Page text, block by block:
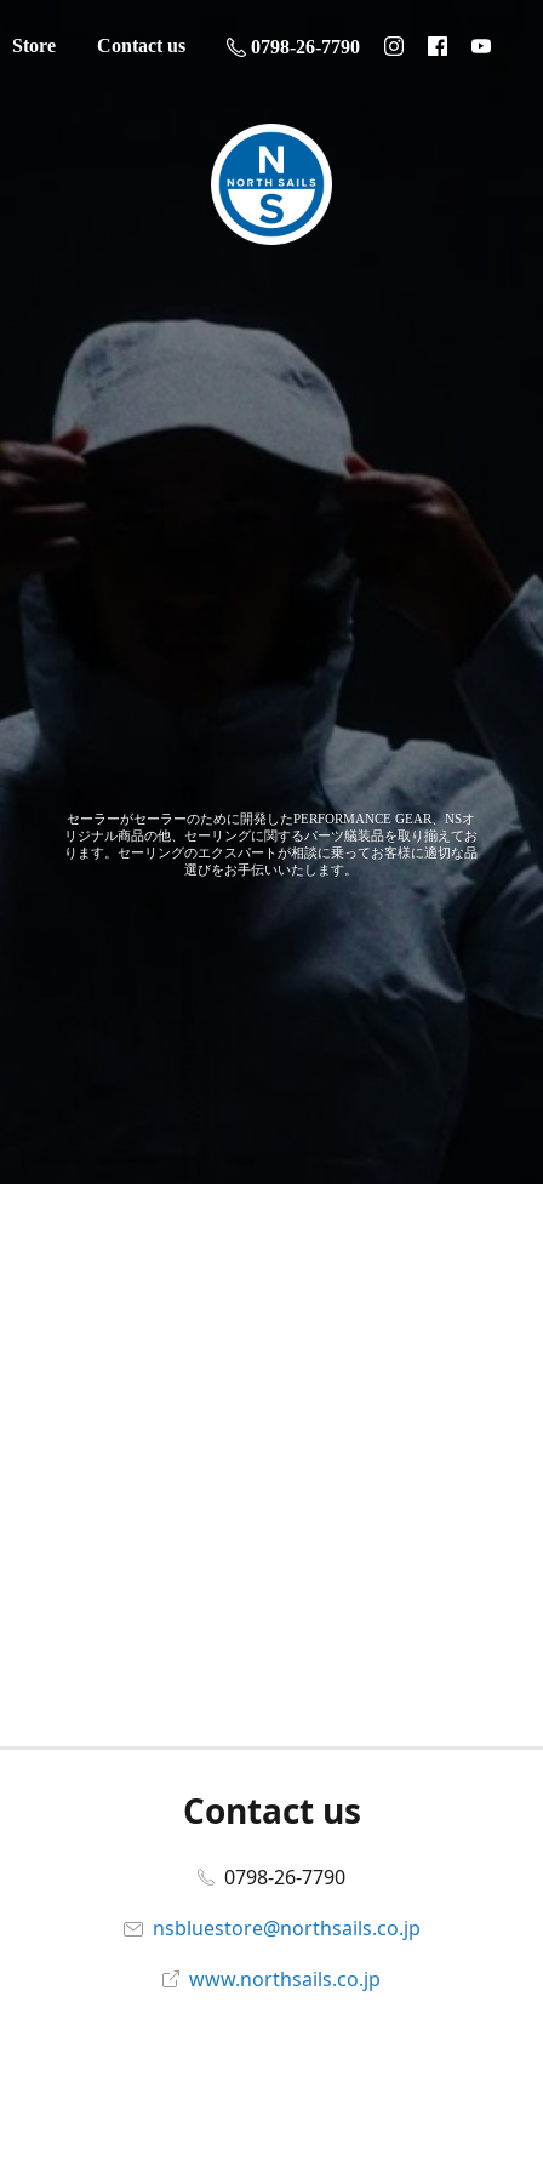
Store Contact us 0798-26-7790
セーラーがセーラーのために開発したPERFORMANCE GEAR、NSオ
リジナル商品の他、セーリングに関するパーツ艤装品を取り揃えてお
ります。セーリングのエクスパートが相談に乗ってお客様に適切な品
選びをお手伝いいたします。
Contact us
0798-26-7790
nsbluestore@northsails.co.jp
www.northsails.co.jp